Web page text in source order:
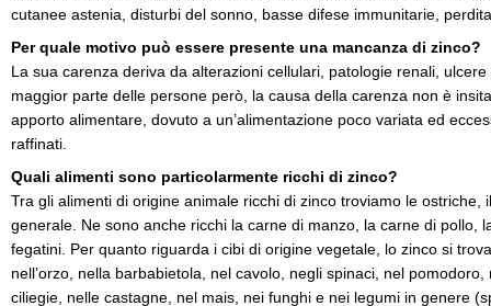
cutanee astenia, disturbi del sonno, basse difese immunitarie,
Per quale motivo può essere presente una mancanza di zinco?
La sua carenza deriva da alterazioni cellulari, patologie renali,
maggior parte delle persone però, la causa della carenza non è
apporto alimentare, dovuto a un’alimentazione poco variata ed
raffinati.
Quali alimenti sono particolarmente ricchi di zinco?
Tra gli alimenti di origine animale ricchi di zinco troviamo le ostriche,
generale. Ne sono anche ricchi la carne di manzo, la carne di pollo,
fegatini. Per quanto riguarda i cibi di origine vegetale, lo zinco si
nell’orzo, nella barbabietola, nel cavolo, negli spinaci, nel pomodoro,
ciliegie, nelle castagne, nel mais, nei funghi e nei legumi in genere